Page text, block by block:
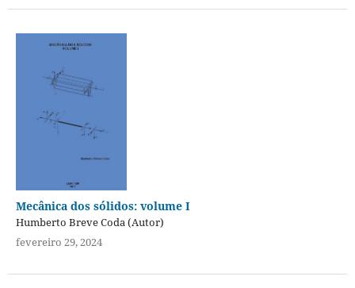
Mecânica dos sólidos: volume I
Humberto Breve Coda (Autor)
fevereiro 29, 2024